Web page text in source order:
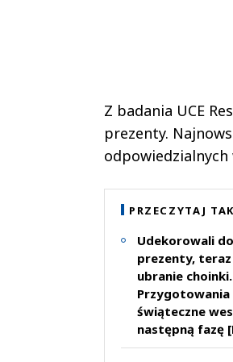
Z badania UCE
prezenty.
odpowiedzialnych
PRZECZYTAJ
Udekorowali
prezenty, teraz
ubranie choinki.
Przygotowania
świąteczne
następną fazę